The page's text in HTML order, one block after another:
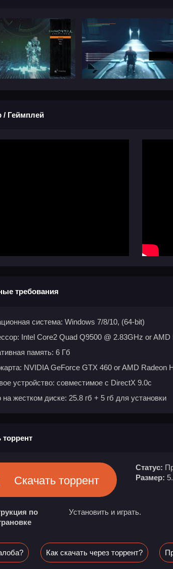
/ Геймплей
требования
система: Windows 7/8/10, (64-bit)
Intel Core2 Quad Q9500 @ 2.83GHz or AMD
память: 6 Гб
NVIDIA GeForce GTX 460 or AMD Radeon
устройство: совместимое с DirectX 9.0с
жестком диске: 25.8 гб + 5 гб для установки
торрент
Скачать торрент
Статус:
Размер:
по
Установить и играть.
Как скачать через торрент?